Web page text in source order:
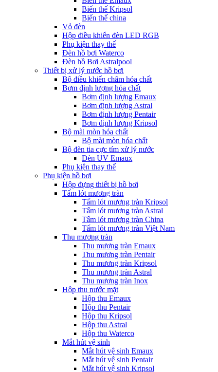
Biến thế Kripsol
Biến thế china
Vỏ đèn
Hộp điều khiển đèn LED RGB
Phụ kiện thay thế
Đèn hồ bơi Waterco
Đèn hồ Bơi Astralpool
Thiết bị xử lý nước hồ bơi
Bộ điều khiển châm hóa chất
Bơm định lượng hóa chất
Bơm định lượng Emaux
Bơm định lượng Astral
Bơm định lượng Pentair
Bơm định lượng Kripsol
Bộ mài mòn hóa chất
Bộ mài mòn hóa chất
Bộ đèn tia cực tím xử lý nước
Đèn UV Emaux
Phụ kiện thay thế
Phụ kiện hồ bơi
Hộp đựng thiết bị hồ bơi
Tấm lót mương tràn
Tấm lót mương tràn Kripsol
Tấm lót mương tràn Astral
Tấm lót mương tràn China
Tấm lót mương tràn Việt Nam
Thu mương tràn
Thu mương tràn Emaux
Thu mương tràn Pentair
Thu mương tràn Kripsol
Thu mương tràn Astral
Thu mương tràn Inox
Hôp thu nước mặt
Hộp thu Emaux
Hộp thu Pentair
Hộp thu Kripsol
Hộp thu Astral
Hộp thu Waterco
Mắt hút vệ sinh
Mắt hút vệ sinh Emaux
Mắt hút vệ sinh Pentair
Mắt hút vệ sinh Kripsol